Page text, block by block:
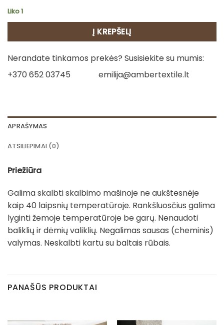
Liko 1
Į KREPŠELĮ
Nerandate tinkamos prekės? Susisiekite su mumis:
+370 652 03745
emilija@ambertextile.lt
APRAŠYMAS
ATSILIEPIMAI (0)
Priežiūra
Galima skalbti skalbimo mašinoje ne aukštesnėje
kaip 40 laipsnių temperatūroje. Rankšluosčius galima
lyginti žemoje temperatūroje be garų. Nenaudoti
baliklių ir dėmių valiklių. Negalimas sausas (cheminis)
valymas. Neskalbti kartu su baltais rūbais.
PANAŠŪS PRODUKTAI